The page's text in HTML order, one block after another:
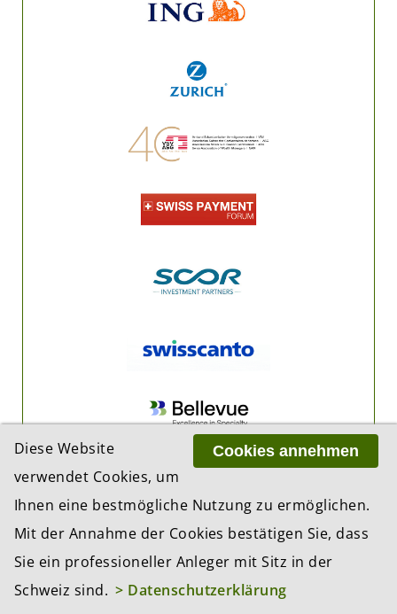
Cookies annehmen
Diese Website
verwendet Cookies, um
Ihnen eine bestmögliche Nutzung zu ermöglichen.
Mit der Annahme der Cookies bestätigen Sie, dass
Sie ein professioneller Anleger mit Sitz in der
Schweiz sind. > Datenschutzerklärung